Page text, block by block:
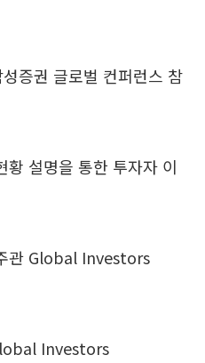
증권 글로벌 컨퍼런스 참
설명을 통한 투자자 이
관 Global Investors
Investors